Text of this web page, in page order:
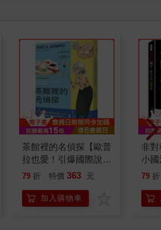
茶館裡的名偵探【歐普
拉也愛！引爆國際說書
網紅數十萬則好評《茶
79 折 特價 363 元
加入購物車
非
小
戰
解
衝
79 折